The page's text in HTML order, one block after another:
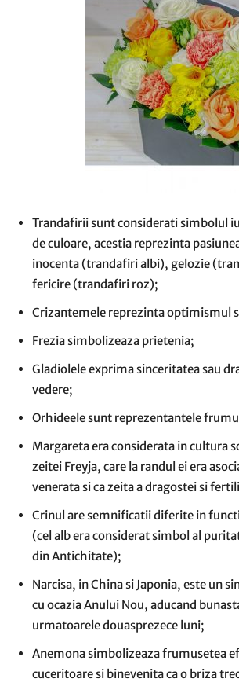
Trandafirii sunt considerati simbolul
de culoare, acestia reprezinta
inocenta (trandafiri albi), gelozie
fericire (trandafiri roz);
Crizantemele reprezinta optimismul
Frezia simbolizeaza prietenia;
Gladiolele exprima sinceritatea sau
vedere;
Orhideele sunt reprezentantele
Margareta era considerata in cultura
zeitei Freyja, care la randul ei era
venerata si ca zeita a dragostei si
Crinul are semnificatii diferite in
(cel alb era considerat simbol al
din Antichitate);
Narcisa, in China si Japonia, este un
cu ocazia Anului Nou, aducand
urmatoarele douasprezece luni;
Anemona simbolizeaza frumusetea
cuceritoare si binevenita ca o briza